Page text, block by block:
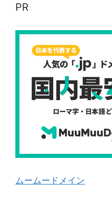
PR
ムームードメイン